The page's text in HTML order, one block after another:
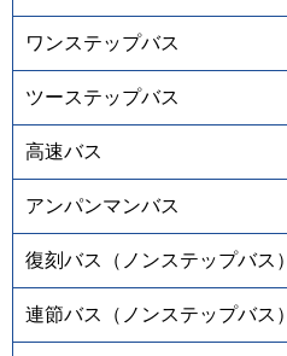
ワンステップバス
ツーステップバス
高速バス
アンパンマンバス
復刻バス（ノンステップバス）
連節バス（ノンステップバス）